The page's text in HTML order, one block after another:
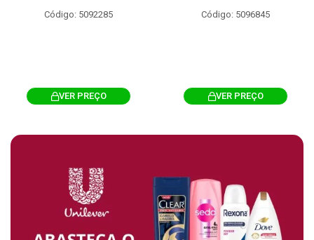
Código: 5092285
VER PREÇO
Código: 5096845
VER PREÇO